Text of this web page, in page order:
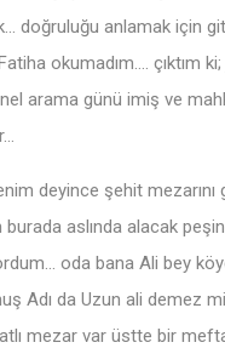
doğruluğu anlamak için
okumadım…. çıktım
arama günü imiş ve
deyince şehit
aslında alacak
oda bana Ali bey
Adı da Uzun ali demez
mezar var üstte bir